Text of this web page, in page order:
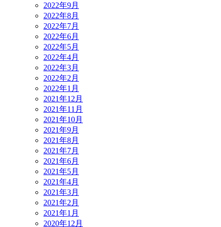
2022年9月
2022年8月
2022年7月
2022年6月
2022年5月
2022年4月
2022年3月
2022年2月
2022年1月
2021年12月
2021年11月
2021年10月
2021年9月
2021年8月
2021年7月
2021年6月
2021年5月
2021年4月
2021年3月
2021年2月
2021年1月
2020年12月